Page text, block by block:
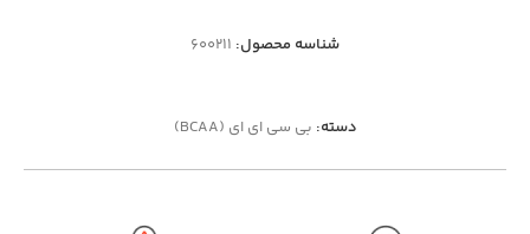
شناسه محصول: 600211
دسته: بی سی ای ای (BCAA)